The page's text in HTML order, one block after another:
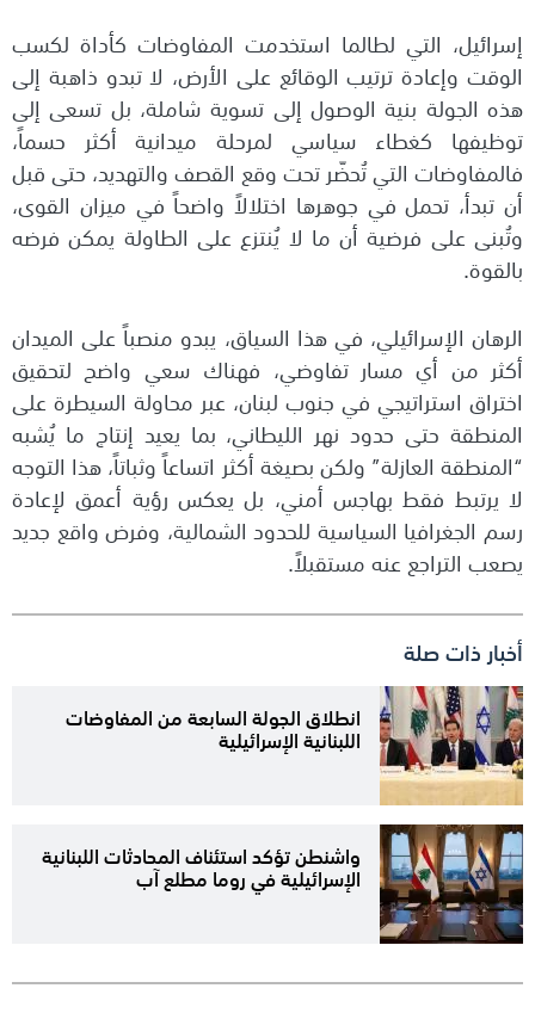
إسرائيل، التي لطالما استخدمت المفاوضات كأداة لكسب
الوقت وإعادة ترتيب الوقائع على الأرض، لا تبدو ذاهبة إلى
هذه الجولة بنية الوصول إلى تسوية شاملة، بل تسعى إلى
توظيفها كغطاء سياسي لمرحلة ميدانية أكثر حسماً،
فالمفاوضات التي تُحضّر تحت وقع القصف والتهديد، حتى قبل
أن تبدأ، تحمل في جوهرها اختلالاً واضحاً في ميزان القوى،
وتُبنى على فرضية أن ما لا يُنتزع على الطاولة يمكن فرضه
بالقوة.
الرهان الإسرائيلي، في هذا السياق، يبدو منصباً على الميدان
أكثر من أي مسار تفاوضي، فهناك سعي واضح لتحقيق
اختراق استراتيجي في جنوب لبنان، عبر محاولة السيطرة على
المنطقة حتى حدود نهر الليطاني، بما يعيد إنتاج ما يُشبه
“المنطقة العازلة” ولكن بصيغة أكثر اتساعاً وثباتاً، هذا التوجه
لا يرتبط فقط بهاجس أمني، بل يعكس رؤية أعمق لإعادة
رسم الجغرافيا السياسية للحدود الشمالية، وفرض واقع جديد
يصعب التراجع عنه مستقبلاً.
أخبار ذات صلة
انطلاق الجولة السابعة من المفاوضات
اللبنانية الإسرائيلية
واشنطن تؤكد استئناف المحادثات اللبنانية
الإسرائيلية في روما مطلع آب